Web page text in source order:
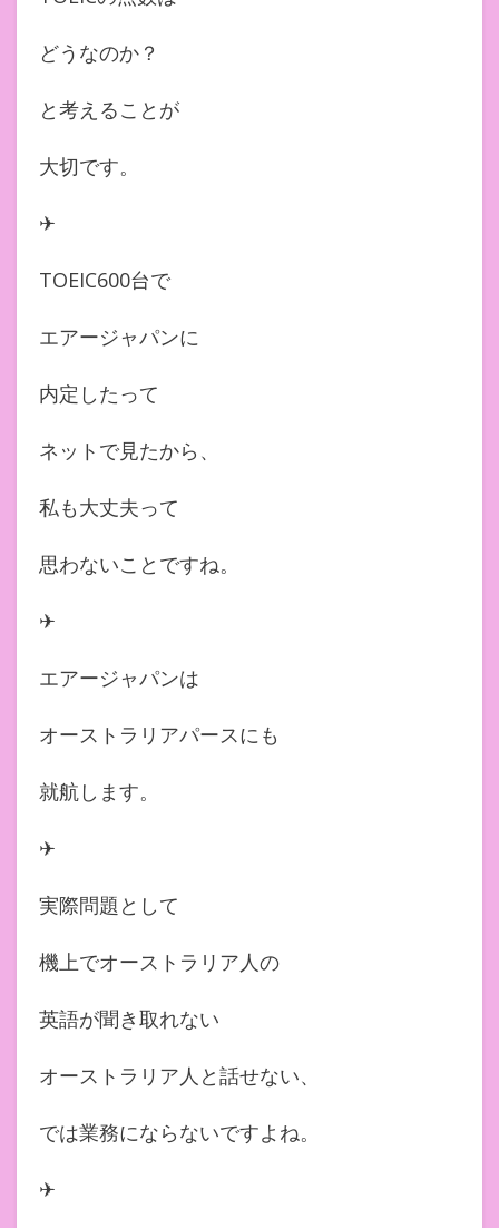
どうなのか？
と考えることが
大切です。
✈︎
TOEIC600台で
エアージャパンに
内定したって
ネットで見たから、
私も大丈夫って
思わないことですね。
✈︎
エアージャパンは
オーストラリアパースにも
就航します。
✈︎
実際問題として
機上でオーストラリア人の
英語が聞き取れない
オーストラリア人と話せない、
では業務にならないですよね。
✈︎